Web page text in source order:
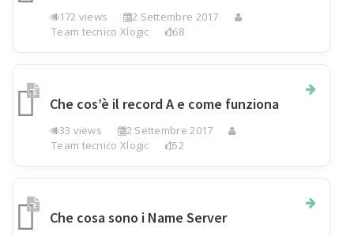
1172 views
22 Settembre 2017
Team tecnico Xlogic
168
Che cos’è il record A e come funziona
133 views
22 Settembre 2017
Team tecnico Xlogic
152
Che cosa sono i Name Server